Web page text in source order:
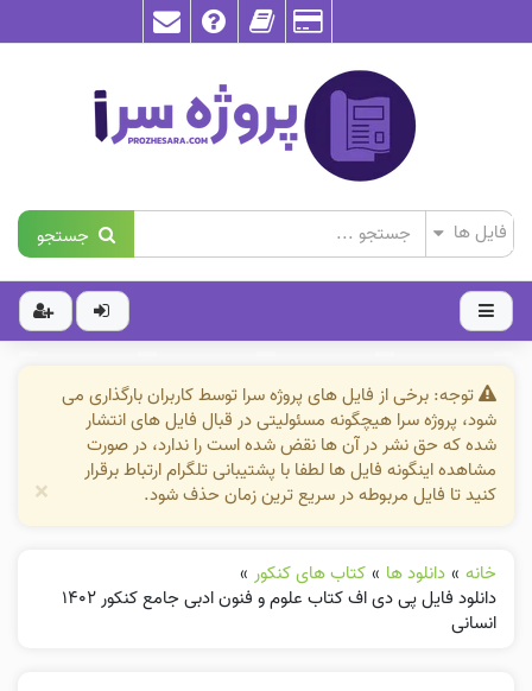
جستجو
توجه: برخی از فایل های پروژه سرا توسط کاربران بارگذاری می
شود، پروژه سرا هیچگونه مسئولیتی در قبال فایل های انتشار
شده که حق نشر در آن ها نقض شده است را ندارد، در صورت
مشاهده اینگونه فایل ها لطفا با پشتیبانی تلگرام ارتباط برقرار
کنید تا فایل مربوطه در سریع ترین زمان حذف شود.
×
خانه » دانلود ها » کتاب های کنکور »
دانلود فایل پی دی اف کتاب علوم و فنون ادبی جامع کنکور ۱۴۰۲
انسانی